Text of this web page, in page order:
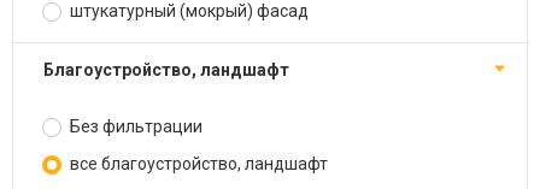
штукатурный (мокрый) фасад
благоустройство, ландшафт
Без фильтрации
все благоустройство, ландшафт